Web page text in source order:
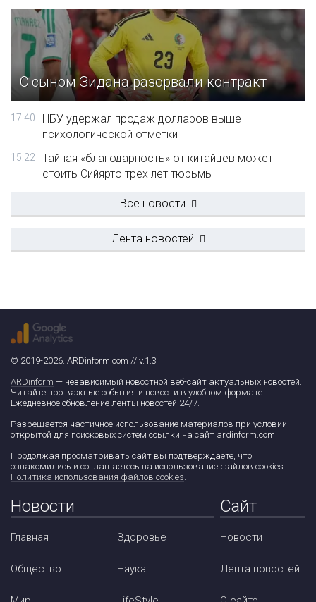
С сыном Зидана разорвали контракт
17:40
НБУ удержал продаж долларов выше
психологической отметки
15:22
Тайная «благодарность» от китайцев может
стоить Сийярто трех лет тюрьмы
Все новости
Лента новостей
© 2019-2026. ARDinform.com // v.1.3
ARDinform — независимый новостной веб-сайт актуальных новостей.
Читайте про важные события и новости в удобном формате.
Ежедневное обновление ленты новостей 24/7.
Разрешается частичное использование материалов при условии
открытой для поисковых систем ссылки на сайт ardinform.com
Продолжая просматривать сайт вы подтверждаете, что
ознакомились и соглашаетесь на использование файлов cookies.
Политика использования файлов cookies.
Новости
Главная
Общество
Здоровье
Наука
Сайт
Новости
Лента новостей